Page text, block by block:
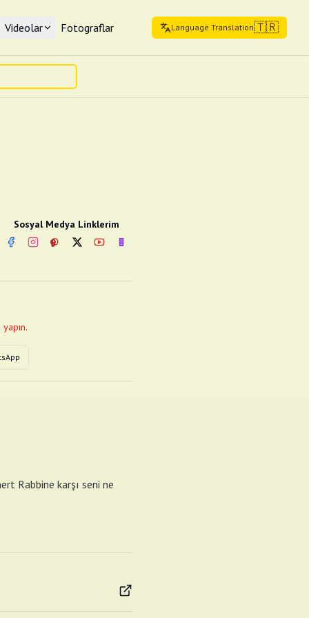
Videolar Fotograflar Language Translation🇹🇷
Sosyal Medya Linklerim
FacebookInstagram
PinterestTwitterYouTubenextsosyal
Rabbine karşı seni ne